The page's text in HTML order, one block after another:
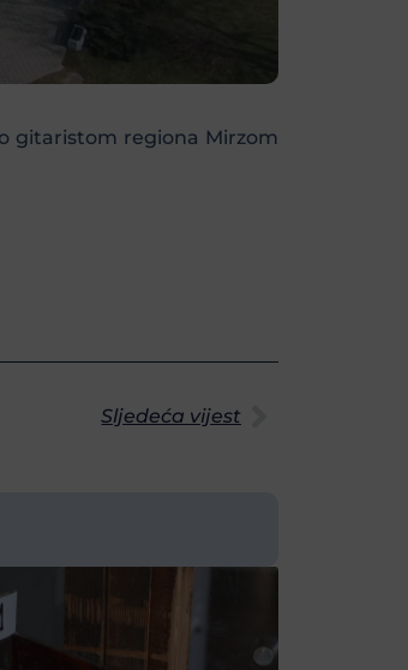
gitaristom regiona Mirzom
Sljedeća vijest